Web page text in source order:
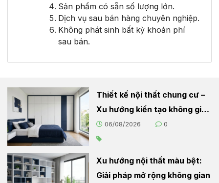
Sản phẩm có sẵn số lượng lớn.
Dịch vụ sau bán hàng chuyên nghiệp.
Không phát sinh bất kỳ khoản phí
sau bán.
Thiết kế nội thất chung cư –
Xu hướng kiến tạo không gian
sống hiện đại
06/08/2026 0
Xu hướng nội thất màu bệt:
Giải pháp mở rộng không gian